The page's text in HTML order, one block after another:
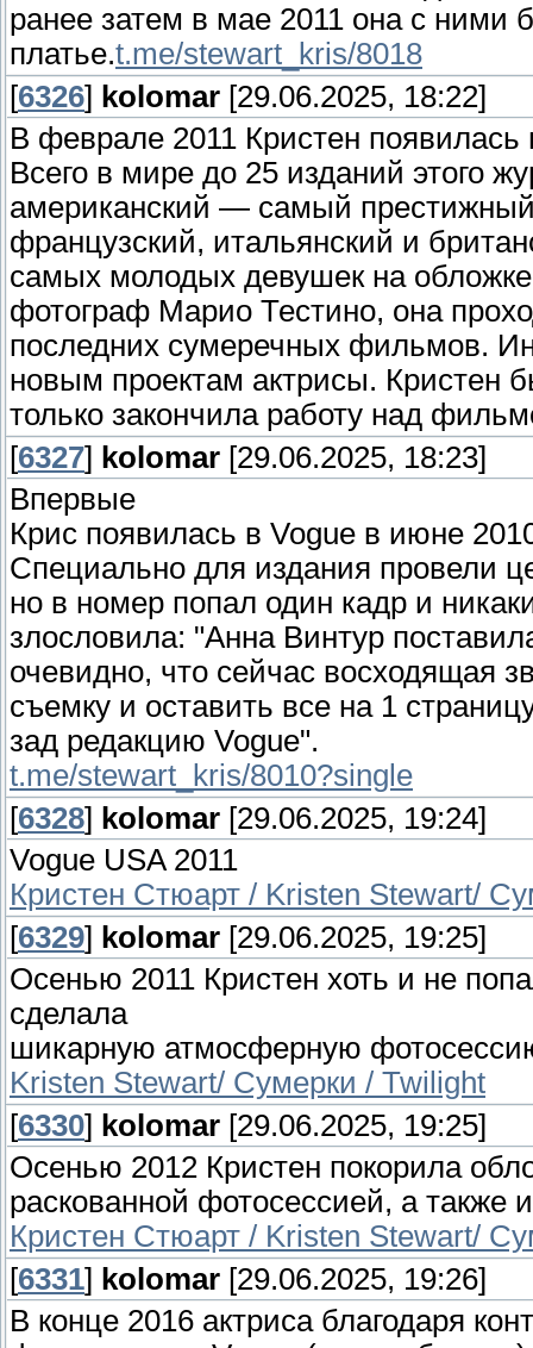
ранее затем в мае 2011 она с ними
платье.t.me/stewart_kris/8018
[6326] kolomar [29.06.2025, 18:22]
В феврале 2011 Кристен появилась
Всего в мире до 25 изданий этого
американский — самый
французский, итальянский и
самых молодых девушек на
фотограф Марио Тестино, она
последних сумеречных фильмов.
новым проектам актрисы. Кристен
только закончила работу над
[6327] kolomar [29.06.2025, 18:23]
Впервые
Крис появилась в Vogue в июне
Специально для издания провели
но в номер попал один кадр и
злословила: "Анна Винтур
очевидно, что сейчас восходящая
съемку и оставить все на 1
зад редакцию Vogue".
t.me/stewart_kris/8010?single
[6328] kolomar [29.06.2025, 19:24]
Vogue USA 2011
Кристен Стюарт / Kristen Stewart/
[6329] kolomar [29.06.2025, 19:25]
Осенью 2011 Кристен хоть и не
сделала
шикарную атмосферную
Kristen Stewart/ Сумерки / Twilight
[6330] kolomar [29.06.2025, 19:25]
Осенью 2012 Кристен покорила
раскованной фотосессией, а также
Кристен Стюарт / Kristen Stewart/
[6331] kolomar [29.06.2025, 19:26]
В конце 2016 актриса благодаря